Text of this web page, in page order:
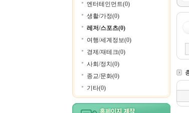
엔터테인먼트(0)
생활/가정(0)
레저/스포츠(0)
여행/세계정보(0)
경제/재테크(0)
사회/정치(0)
종교/문화(0)
기타(0)